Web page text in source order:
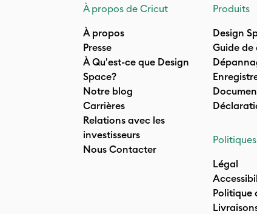
À propos de Cricut
À propos
Presse
À Qu'est-ce que Design
Space?
Notre blog
Carrières
Relations avec les
investisseurs
Nous Contacter
Produits
Design
Guide de
Politiques
Légal
Politique